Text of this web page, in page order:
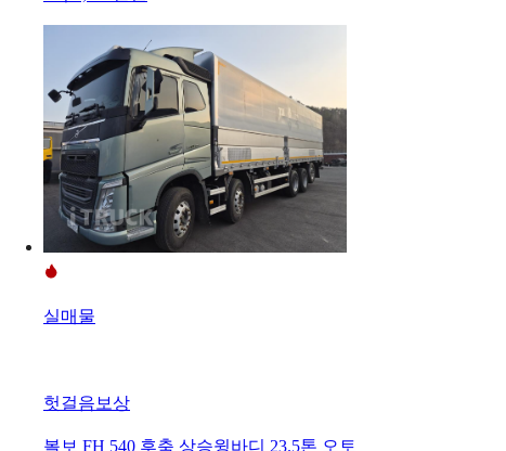
실매물
헛걸음보상
볼보 FH 540 후축 상승윙바디 23.5톤 오토